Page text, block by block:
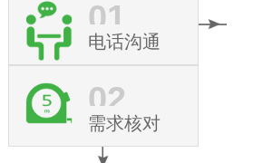
01
电话沟通
02
需求核对